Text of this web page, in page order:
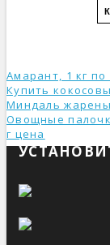
Амарант, 1 кг по
Купить
Миндаль
Овощные
г ценa